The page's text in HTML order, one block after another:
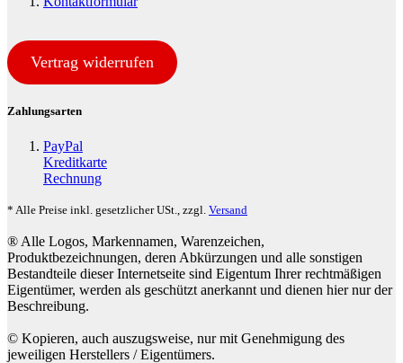
Vertrag widerrufen
Zahlungsarten
PayPal
Kreditkarte
Rechnung
* Alle Preise inkl. gesetzlicher USt., zzgl. Versand
® Alle Logos, Markennamen, Warenzeichen,
Produktbezeichnungen, deren Abkürzungen und alle sonstigen
Bestandteile dieser Internetseite sind Eigentum Ihrer rechtmäßigen
Eigentümer, werden als geschützt anerkannt und dienen hier nur der
Beschreibung.
© Kopieren, auch auszugsweise, nur mit Genehmigung des
jeweiligen Herstellers / Eigentümers.